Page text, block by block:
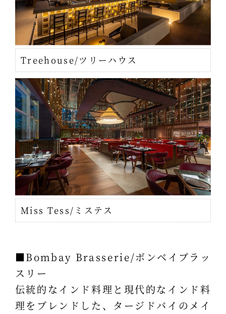
Treehouse/ツリーハウス
Miss Tess/ミステス
■Bombay Brasserie/ボンベイブラッ
スリー
伝統的なインド料理と現代的なインド料
理をブレンドした、タージドバイのメイ